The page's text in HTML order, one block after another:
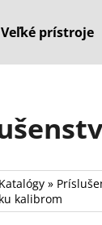
Veľké prístroje
Katalógy »
ku kalibrom